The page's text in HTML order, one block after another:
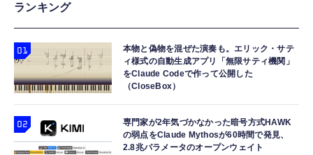
ランキング
本物と偽物を混ぜた演奏も。エリック・サテ
ィ様式の自動生成アプリ「無限サティ機関」
をClaude Codeで作って公開した
（CloseBox）
専門家が2年気づかなかった暗号方式HAWK
の弱点をClaude Mythosが60時間で発見、
2.8兆パラメータのオープンウェイト